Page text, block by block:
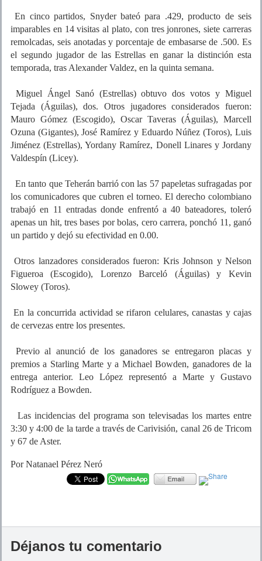
En cinco partidos, Snyder bateó para .429, producto de seis
imparables en 14 visitas al plato, con tres jonrones, siete carreras
remolcadas, seis anotadas y porcentaje de embasarse de .500. Es
el segundo jugador de las Estrellas en ganar la distinción esta
temporada, tras Alexander Valdez, en la quinta semana.
Miguel Ángel Sanó (Estrellas) obtuvo dos votos y Miguel
Tejada (Águilas), dos. Otros jugadores considerados fueron:
Mauro Gómez (Escogido), Oscar Taveras (Águilas), Marcell
Ozuna (Gigantes), José Ramírez y Eduardo Núñez (Toros), Luis
Jiménez (Estrellas), Yordany Ramírez, Donell Linares y Jordany
Valdespín (Licey).
En tanto que Teherán barrió con las 57 papeletas sufragadas por
los comunicadores que cubren el torneo. El derecho colombiano
trabajó en 11 entradas donde enfrentó a 40 bateadores, toleró
apenas un hit, tres bases por bolas, cero carrera, ponchó 11, ganó
un partido y dejó su efectividad en 0.00.
Otros lanzadores considerados fueron: Kris Johnson y Nelson
Figueroa (Escogido), Lorenzo Barceló (Águilas) y Kevin
Slowey (Toros).
En la concurrida actividad se rifaron celulares, canastas y cajas
de cervezas entre los presentes.
Previo al anunció de los ganadores se entregaron placas y
premios a Starling Marte y a Michael Bowden, ganadores de la
entrega anterior. Leo López representó a Marte y Gustavo
Rodríguez a Bowden.
Las incidencias del programa son televisadas los martes entre
3:30 y 4:00 de la tarde a través de Carivisión, canal 26 de Tricom
y 67 de Aster.
Por Natanael Pérez Neró
Déjanos tu comentario